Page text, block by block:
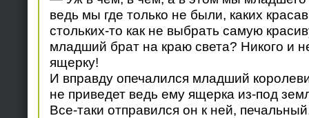
ведь мы где только не были, каких
стольких-то как не выбрать самую
младший брат на краю света? Никого и
ящерку!
И вправду опечалился младший
не приведет ведь ему ящерка из-под
Все-таки отправился он к ней,